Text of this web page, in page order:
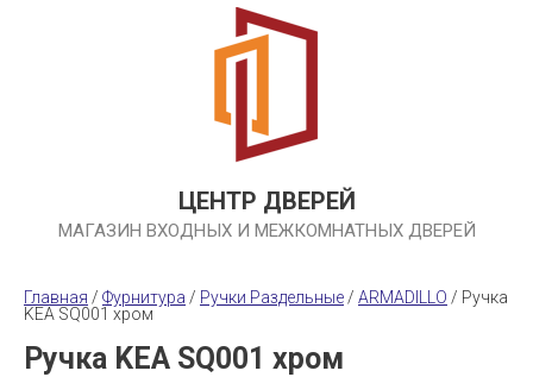
ЦЕНТР ДВЕРЕЙ
МАГАЗИН ВХОДНЫХ И МЕЖКОМНАТНЫХ ДВЕРЕЙ
Главная / Фурнитура / Ручки Раздельные / ARMADILLO / Ручка
KEA SQ001 хром
Ручка KEA SQ001 хром